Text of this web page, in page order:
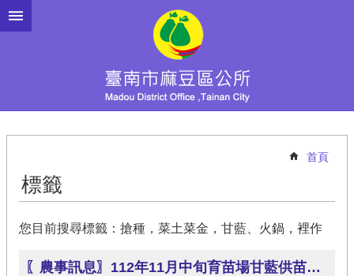
跳到主要內容區塊
首頁
標籤
您目前搜尋標籤：搶種，菜土菜金，甘藍、火鍋，裡作
〖農事訊息〗112年11月中旬育苗場甘藍供苗量計721.5萬株，已呈紫燈號，屬超種範圍，請農友種植應多評估，並關注警示情形!